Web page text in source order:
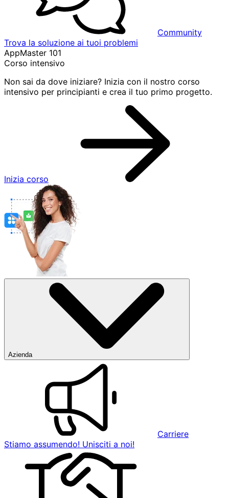
Community
Trova la soluzione ai tuoi problemi
AppMaster 101
Corso intensivo
Non sai da dove iniziare? Inizia con il nostro corso
intensivo per principianti e crea il tuo primo progetto.
Inizia corso
Azienda
Carriere
Stiamo assumendo! Unisciti a noi!